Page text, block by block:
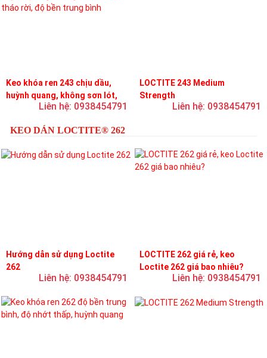
Keo khóa ren 243 chịu dầu,
huỳnh quang, không sơn lót,
dễ tháo rời, độ bền trung bình
Liên hệ: 0938454791
LOCTITE 243 Medium
Strength
Liên hệ: 0938454791
KEO DÁN LOCTITE® 262
Hướng dẫn sử dụng Loctite
262
Liên hệ: 0938454791
LOCTITE 262 giá rẻ, keo
Loctite 262 giá bao nhiêu?
Liên hệ: 0938454791